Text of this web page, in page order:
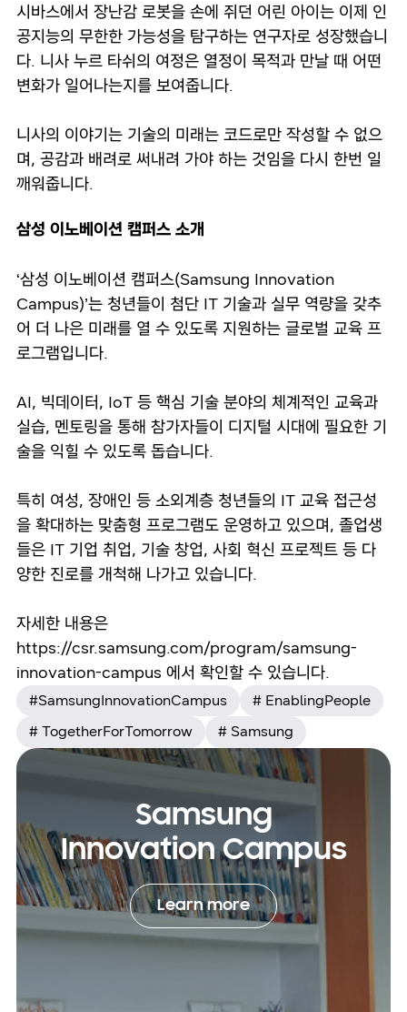
시바스에서 장난감 로봇을 손에 쥐던 어린 아이는 이제 인
공지능의 무한한 가능성을 탐구하는 연구자로 성장했습니
다. 니사 누르 타쉬의 여정은 열정이 목적과 만날 때 어떤
변화가 일어나는지를 보여줍니다.
니사의 이야기는 기술의 미래는 코드로만 작성할 수 없으
며, 공감과 배려로 써내려 가야 하는 것임을 다시 한번 일
깨워줍니다.
삼성 이노베이션 캠퍼스 소개
‘삼성 이노베이션 캠퍼스(Samsung Innovation
Campus)’는 청년들이 첨단 IT 기술과 실무 역량을 갖추
어 더 나은 미래를 열 수 있도록 지원하는 글로벌 교육 프
로그램입니다.
AI, 빅데이터, IoT 등 핵심 기술 분야의 체계적인 교육과
실습, 멘토링을 통해 참가자들이 디지털 시대에 필요한 기
술을 익힐 수 있도록 돕습니다.
특히 여성, 장애인 등 소외계층 청년들의 IT 교육 접근성
을 확대하는 맞춤형 프로그램도 운영하고 있으며, 졸업생
들은 IT 기업 취업, 기술 창업, 사회 혁신 프로젝트 등 다
양한 진로를 개척해 나가고 있습니다.
자세한 내용은
https://csr.samsung.com/program/samsung-
innovation-campus 에서 확인할 수 있습니다.
#SamsungInnovationCampus
# EnablingPeople
# TogetherForTomorrow
# Samsung
Samsung
Innovation Campus
Learn more